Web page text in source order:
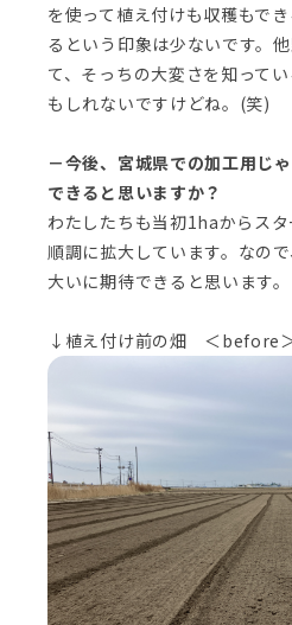
を使って植え付けも収穫もで
るという印象は少ないです。
て、そっちの大変さを知って
もしれないですけどね。(笑)
－今後、宮城県での加工用じ
できると思いますか？
わたしたちも当初1haからス
順調に拡大しています。なの
大いに期待できると思います。
↓植え付け前の畑 ＜before